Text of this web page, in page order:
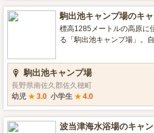
林など四季折々の自然の姿を
非、当キャンプ場ロッジを
一端を感じてください。
main/462.html#3 ■営業期間／営業時間 1月1日～12月31
サイトエリア、駐車場、お風呂 ■ロケーション 高
遊び、釣り、星空がきれい ■宿泊について バンガロー ■
環境・サービス 予約必要
駒出池キャンプ場のキ
標高1285メートルの高原に
る「駒出池キャンプ場」。
る宿泊施設があります。 12アイテムあるアスレチック遊
具、レンタル自転車、近く
場」での釣り体験など、自
す。 貸しテントなどのレン
タリー施設もあるので、女
用できます。 日本一美しい白樺林に囲まれた抜群のロケ
ーションをお楽しみください！ ■営業期間／営業時
駒出池キャンプ場
長野県南佐久郡佐久穂町
幼児 ★ 3.0 小学生 ★ 4.0
波当津海水浴場のキャ